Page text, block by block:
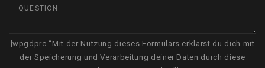
[wpgdprc “Mit der Nutzung dieses Formulars erklärst du dich mit
der Speicherung und Verarbeitung deiner Daten durch diese